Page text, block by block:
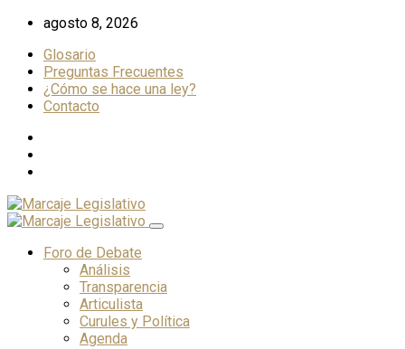
Skip
content
agosto 8, 2026
Glosario
Preguntas Frecuentes
¿Cómo se hace una ley?
Contacto
Foro de Debate
Análisis
Transparencia
Articulista
Curules y Política
Agenda